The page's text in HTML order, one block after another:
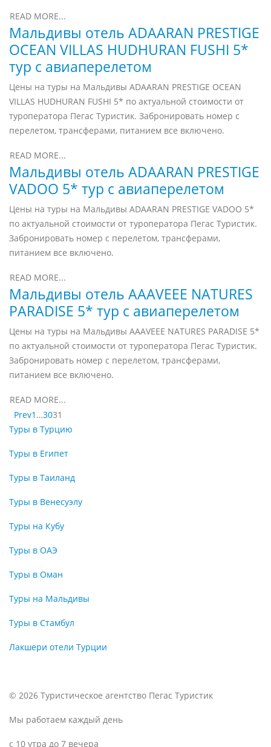
READ MORE...
Мальдивы отель ADAARAN PRESTIGE
OCEAN VILLAS HUDHURAN FUSHI 5*
тур с авиаперелетом
Цены на туры на Мальдивы ADAARAN PRESTIGE OCEAN
VILLAS HUDHURAN FUSHI 5* по актуальной стоимости от
туроператора Пегас Туристик. Забронировать номер с
перелетом, трансферами, питанием все включено.
READ MORE...
Мальдивы отель ADAARAN PRESTIGE
VADOO 5* тур с авиаперелетом
Цены на туры на Мальдивы ADAARAN PRESTIGE VADOO 5*
по актуальной стоимости от туроператора Пегас Туристик.
Забронировать номер с перелетом, трансферами,
питанием все включено.
READ MORE...
Мальдивы отель AAAVEEE NATURES
PARADISE 5* тур с авиаперелетом
Цены на туры на Мальдивы AAAVEEE NATURES PARADISE 5*
по актуальной стоимости от туроператора Пегас Туристик.
Забронировать номер с перелетом, трансферами,
питанием все включено.
READ MORE...
Prev1 …3031
Туры в Турцию
Туры в Египет
Туры в Таиланд
Туры в Венесуэлу
Туры на Кубу
Туры в ОАЭ
Туры в Оман
Туры на Мальдивы
Туры в Стамбул
Лакшери отели Турции
© 2026 Туристическое агентство Пегас Туристик
Мы работаем каждый день
с 10 утра до 7 вечера